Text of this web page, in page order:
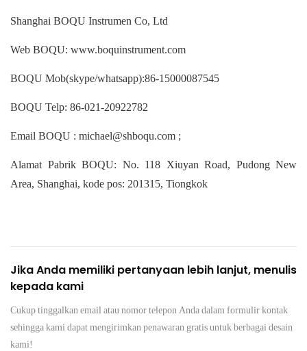
Shanghai BOQU Instrumen Co, Ltd
Web BOQU: www.boquinstrument.com
BOQU Mob(skype/whatsapp):86-15000087545
BOQU Telp: 86-021-20922782
Email BOQU : michael@shboqu.com ;
Alamat Pabrik BOQU: No. 118 Xiuyan Road, Pudong New
Area, Shanghai, kode pos: 201315, Tiongkok
Jika Anda memiliki pertanyaan lebih lanjut, menulis
kepada kami
Cukup tinggalkan email atau nomor telepon Anda dalam formulir kontak
sehingga kami dapat mengirimkan penawaran gratis untuk berbagai desain
kami!